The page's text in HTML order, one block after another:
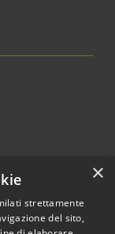
×
strettamente
del sito,